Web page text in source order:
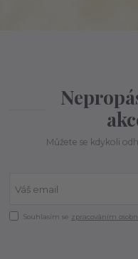
Můžete se kdykoli
Souhlasím se zpracováním